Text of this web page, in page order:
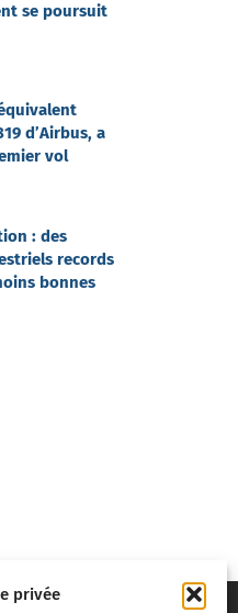
privée
se poursuit
d’Airbus, a
vol
: des
records
bonnes